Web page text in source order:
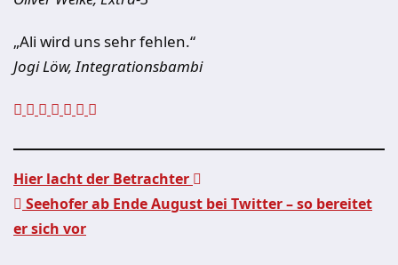
„Ali wird uns sehr fehlen.“
Jogi Löw, Integrationsbambi
Beitragsnavigation
Hier lacht der Betrachter
Seehofer ab Ende August bei Twitter – so bereitet
er sich vor